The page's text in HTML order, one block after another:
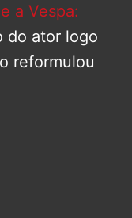
a Vespa:
do ator logo
reformulou